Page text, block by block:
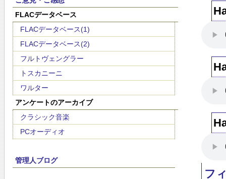
FLACデータベース
FLACデータベース(1)
FLACデータベース(2)
フルトヴェングラー
トスカニーニ
ワルター
アンケートのアーカイブ
クラシック音楽
PCオーディオ
管理人ブログ
フ